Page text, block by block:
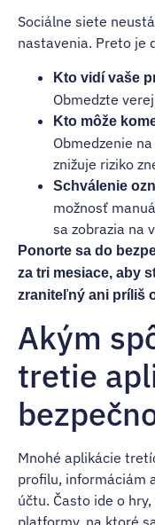
Sociálne siete
nastavenia. Preto je
Kto vidí vaše
Obmedzte
Kto môže
Obmedzenie
znižuje riziko
Schválenie
možnosť
sa zobrazia na
Ponorte sa do
za tri mesiace, aby
zraniteľný ani príliš
Akým
tretie
Mnohé aplikácie
profilu, informáciám
účtu. Často ide o